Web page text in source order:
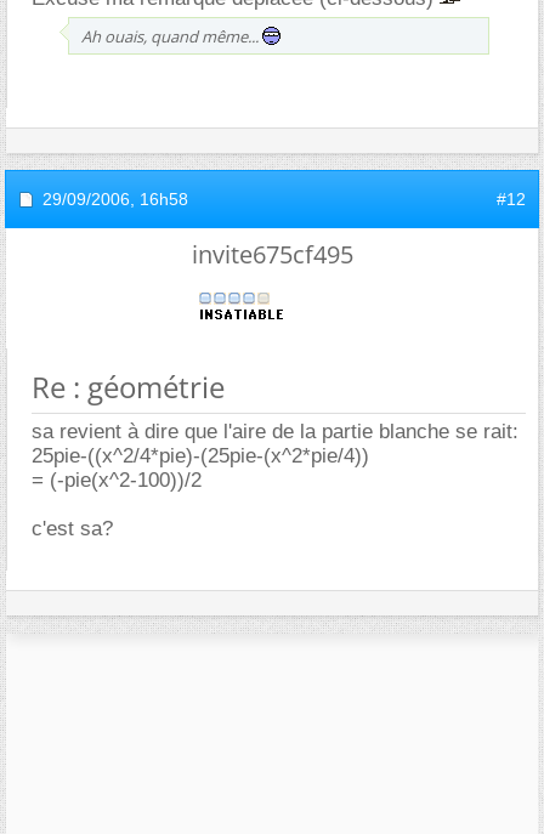
Ah ouais, quand même...
29/09/2006, 16h58 #12
invite675cf495
Re : géométrie
sa revient à dire que l'aire de la partie blanche se rait:
25pie-((x^2/4*pie)-(25pie-(x^2*pie/4))
= (-pie(x^2-100))/2
c'est sa?